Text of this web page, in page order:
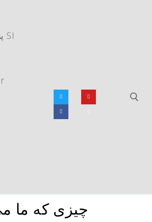
پناهندگان در SI
چیزی که ما